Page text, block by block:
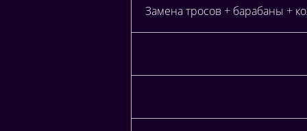
Замена тросов + барабаны +